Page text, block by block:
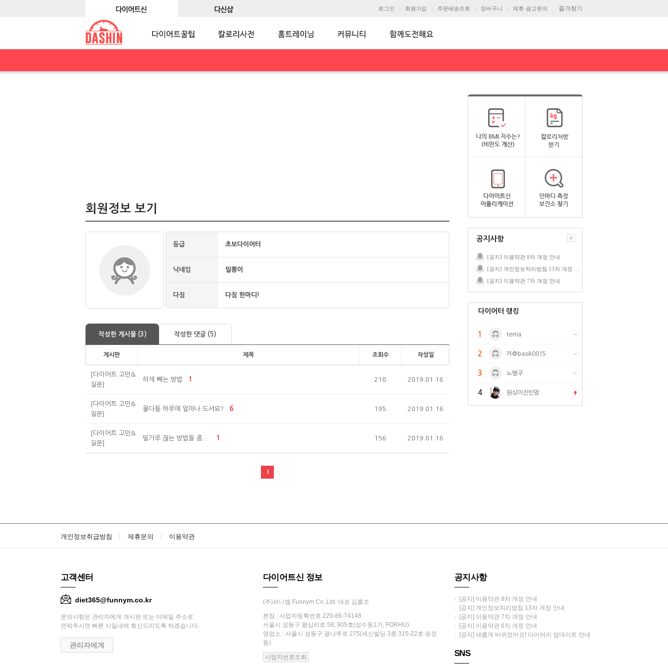
즐겨찾기
로그인 회원가입 주문배송조회 장바구니 제휴·광고문의
회원정보 보기
등급 초보다이어터
닉네임 밀뽕이
다짐 다짐 한마디!
작성한 게시물 (3) 작성한 댓글 (5)
게시판 제목 조회수 작성일
[다이어트 고민&
질문]
하체 빼는 방법 1 218 2019.01.16
[다이어트 고민&
질문]
물다들 하루에 얼마나 드셔요? 6 195 2019.01.16
[다이어트 고민&
질문]
밀가루 끊는 방법들 좀.... 1 156 2019.01.16
1
공지사항
[공지] 이용약관 8차 개정 안내
[공지] 이용약관 7차 개정 안내
다이어터 랭킹
1 terria
2 카@basik0815
3 노맹구
4 원싱이진빈맘
개인정보취급방침 제휴문의 이용약관
고객센터
diet365@funnym.co.kr
문의사항은 관리자에게 게시판 또는 이메일 주소로
연락주시면 빠른 시일내에 회신드리도록 하겠습니다.
관리자에게
다이어트신 정보
(주)퍼니엠 Funnym Co.,Ltd. 대표 김흥조
본점 : 사업자등록번호 220-86-74148
서울시 성동구 왕십리로 58, 905호(성수동1가, FORHU)
영업소 : 서울시 성동구 광나루로 275(세신빌딩 3층 315-22호 송정
동)
사업자번호조회
공지사항
· [공지] 이용약관 8차 개정 안내
· [공지] 개인정보처리방침 13차 개정 안내
· [공지] 이용약관 7차 개정 안내
· [공지] 이용약관 6차 개정 안내
· [공지] 새롭게 바뀌었어요! 다이어리 업데이트 안내
SNS